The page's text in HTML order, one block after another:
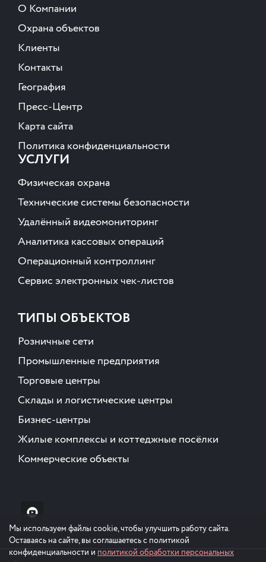
О Компании
Охрана объектов
Клиенты
Контакты
География
Пресс-Центр
Карта сайта
Политика конфиденциальности
УСЛУГИ
Физическая охрана
Технические системы безопасности
Удалённый видеомониторинг
Аналитика кассовых операций
Операционный контроллинг
Сервис электронных чек-листов
ТИПЫ ОБЪЕКТОВ
Розничные сети
Промышленные предприятия
Торговые центры
Склады и логистические центры
Бизнес-центры
Жилые комплексы и коттеджные посёлки
Коммерческие объекты
Мы используем файлы cookie, чтобы улучшить работу сайта.
Оставаясь на сайте, вы соглашаетесь с политикой
конфиденциальности и политикой обработки персональных